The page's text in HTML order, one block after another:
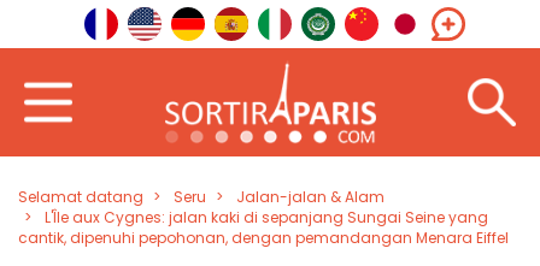
Selamat datang Seru
Jalan-jalan & Alam
L'Île aux Cygnes: jalan kaki di sepanjang Sungai Seine yang
cantik, dipenuhi pepohonan, dengan pemandangan Menara Eiffel